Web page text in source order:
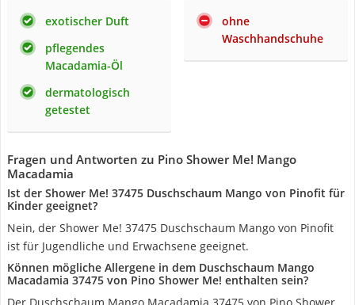
exotischer Duft
pflegendes
Macadamia-Öl
dermatologisch
getestet
ohne
Waschhandschuhe
Fragen und Antworten zu Pino Shower Me! Mango
Macadamia
Ist der Shower Me! 37475 Duschschaum Mango von Pinofit für
Kinder geeignet?
Nein, der Shower Me! 37475 Duschschaum Mango von Pinofit
ist für Jugendliche und Erwachsene geeignet.
Können mögliche Allergene in dem Duschschaum Mango
Macadamia 37475 von Pino Shower Me! enthalten sein?